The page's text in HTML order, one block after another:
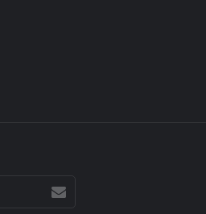
بريدك